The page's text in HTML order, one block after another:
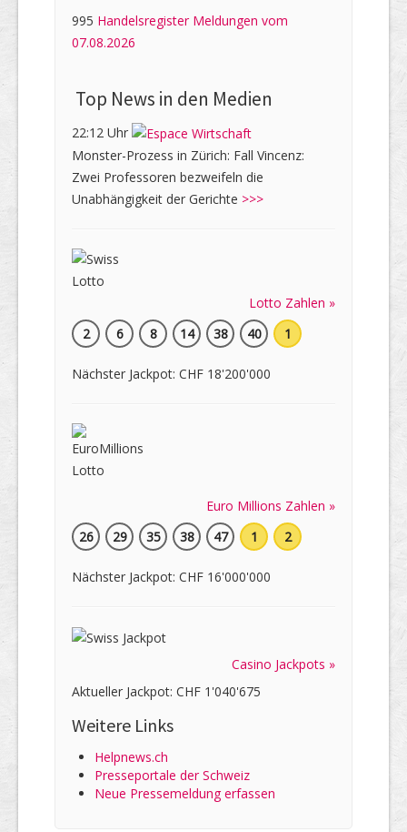
995 Handelsregister Meldungen vom
07.08.2026
Top News in den Medien
22:12 Uhr
Monster-Prozess in Zürich: Fall Vincenz:
Zwei Professoren bezweifeln die
Unabhängigkeit der Gerichte >>>
Lotto Zahlen »
2
6 8 14 38 40 1
Nächster Jackpot: CHF 18'200'000
Euro Millions Zahlen »
26
29 35 38 47 1 2
Nächster Jackpot: CHF 16'000'000
Casino Jackpots »
Aktueller Jackpot: CHF 1'040'675
Weitere Links
Helpnews.ch
Presseportale der Schweiz
Neue Pressemeldung erfassen